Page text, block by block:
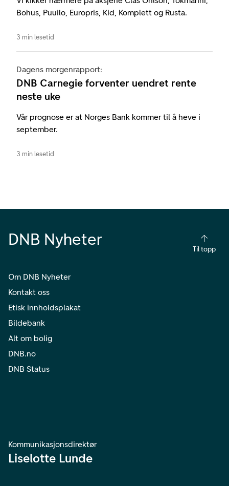
Bohus, Puuilo, Europris, Kid, Komplett og Rusta.
3 min lesetid
Dagens morgenrapport:
DNB Carnegie forventer uendret rente
neste uke
Vår prognose er at Norges Bank kommer til å heve i
september.
3 min lesetid
DNB Nyheter
Til topp
Om DNB Nyheter
Kontakt oss
Etisk innholdsplakat
Bildebank
Alt om bolig
DNB.no
DNB Status
Kommunikasjonsdirektør
Liselotte Lunde